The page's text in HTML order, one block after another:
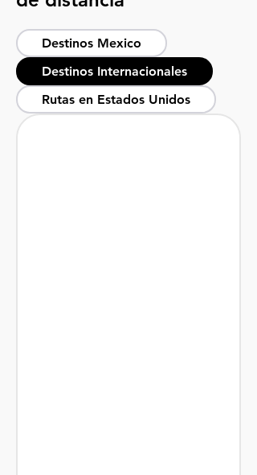
Destinos Mexico
Destinos Internacionales
Rutas en Estados Unidos